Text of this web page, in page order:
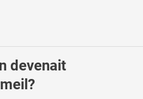
devenait